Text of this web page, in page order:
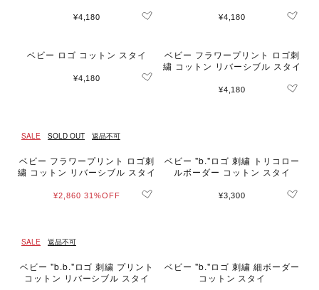
¥4,180 ¥4,180
ベビー ロゴ コットン スタイ
¥4,180
ベビー フラワープリント ロゴ刺
繍 コットン リバーシブル スタイ
¥4,180
SALE SOLD OUT 返品不可
ベビー フラワープリント ロゴ刺
繍 コットン リバーシブル スタイ
¥2,860 31%OFF
ベビー "b."ロゴ 刺繍 トリコロー
ルボーダー コットン スタイ
¥3,300
SALE 返品不可
ベビー "b.b."ロゴ 刺繍 プリント
コットン リバーシブル スタイ
ベビー "b."ロゴ 刺繍 細ボーダー
コットン スタイ